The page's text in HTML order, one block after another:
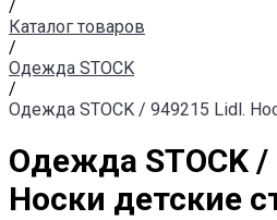
/
Каталог товаров
/
Одежда STOCK
/
Одежда STOCK / 949215 Lidl.
Одежда STOCK /
Носки детские